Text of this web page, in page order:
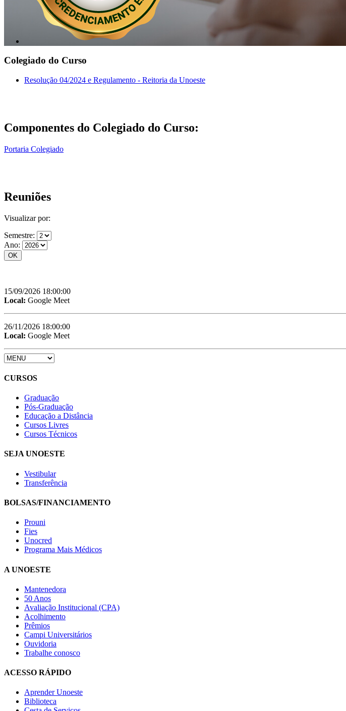
Colegiado do Curso
Resolução 04/2024 e Regulamento - Reitoria da Unoeste
Componentes do Colegiado do Curso:
Portaria Colegiado
Reuniões
Visualizar por:
Semestre:
Ano:
15/09/2026 18:00:00
Local: Google Meet
26/11/2026 18:00:00
Local: Google Meet
CURSOS
Graduação
Pós-Graduação
Educação a Distância
Cursos Livres
Cursos Técnicos
SEJA UNOESTE
Vestibular
Transferência
BOLSAS/FINANCIAMENTO
Prouni
Fies
Unocred
Programa Mais Médicos
A UNOESTE
Mantenedora
50 Anos
Avaliação Institucional (CPA)
Acolhimento
Prêmios
Campi Universitários
Ouvidoria
Trabalhe conosco
ACESSO RÁPIDO
Aprender Unoeste
Biblioteca